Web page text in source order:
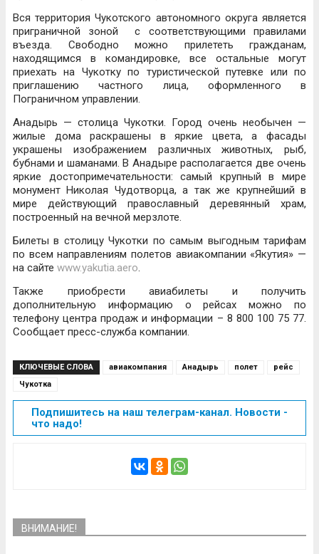
Вся территория Чукотского автономного округа является
приграничной зоной с соответствующими правилами
въезда. Свободно можно прилететь гражданам,
находящимся в командировке, все остальные могут
приехать на Чукотку по туристической путевке или по
приглашению частного лица, оформленного в
Пограничном управлении.
Анадырь — столица Чукотки. Город очень необычен —
жилые дома раскрашены в яркие цвета, а фасады
украшены изображением различных животных, рыб,
бубнами и шаманами. В Анадыре располагается две очень
яркие достопримечательности: самый крупный в мире
монумент Николая Чудотворца, а так же крупнейший в
мире действующий православный деревянный храм,
построенный на вечной мерзлоте.
Билеты в столицу Чукотки по самым выгодным тарифам
по всем направлениям полетов авиакомпании «Якутия» —
на сайте www.yakutia.aero.
Также приобрести авиабилеты и получить
дополнительную информацию о рейсах можно по
телефону центра продаж и информации – 8 800 100 75 77.
Сообщает пресс-служба компании.
КЛЮЧЕВЫЕ СЛОВА авиакомпания Анадырь полет
рейс
Чукотка
Подпишитесь на наш телеграм-канал. Новости -
что надо!
ВНИМАНИЕ!